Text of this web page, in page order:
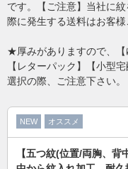
です。【ご注意】当社に
際に発生する送料はお客様
★厚みがありますので、【
【レターパック】【小型
選択の際、ご注意下さい。
NEW オススメ
【五つ紋(位置/両胸、